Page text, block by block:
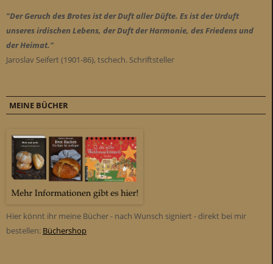
"Der Geruch des Brotes ist der Duft aller Düfte. Es ist der Urduft
unseres irdischen Lebens, der Duft der Harmonie, des Friedens und
der Heimat."
Jaroslav Seifert (1901-86), tschech. Schriftsteller
MEINE BÜCHER
Hier könnt ihr meine Bücher - nach Wunsch signiert - direkt bei mir
bestellen: Büchershop